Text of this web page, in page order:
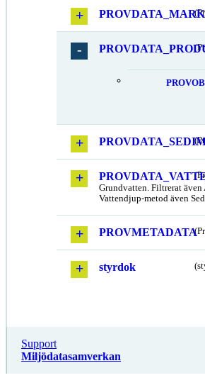
PROVDATA_MARK
Grundvatten. Filtrerat även
Vattendjup-metod även
PROVMETADATA
styrdok
Support
Miljödatasamverkan